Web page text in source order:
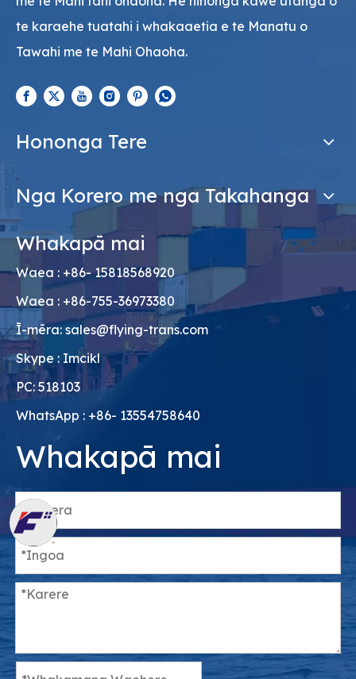
te karaehe tuatahi i whakaaetia e te Manatu o
Tawahi me te Mahi Ohaoha.
Hononga Tere
Nga Korero me nga Takahanga
Whakapā mai
Waea : +86- 15818568920
Waea : +86-755-36973380
Ī-mēra: sales@flying-trans.com
Skype : Imcikl
PC: 518103
WhatsApp : +86- 13554758640
Whakapā mai